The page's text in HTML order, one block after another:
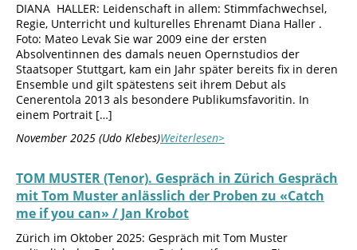
DIANA HALLER: Leidenschaft in allem: Stimmfachwechsel,
Regie, Unterricht und kulturelles Ehrenamt Diana Haller .
Foto: Mateo Levak Sie war 2009 eine der ersten
Absolventinnen des damals neuen Opernstudios der
Staatsoper Stuttgart, kam ein Jahr später bereits fix in deren
Ensemble und gilt spätestens seit ihrem Debut als
Cenerentola 2013 als besondere Publikumsfavoritin. In
einem Portrait […]
November 2025 (Udo Klebes)Weiterlesen>
TOM MUSTER (Tenor). Gespräch in Zürich Gespräch
mit Tom Muster anlässlich der Proben zu «Catch
me if you can» / Jan Krobot
Zürich im Oktober 2025: Gespräch mit Tom Muster